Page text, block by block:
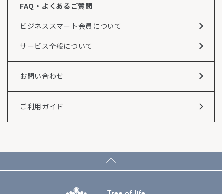
FAQ・よくあるご質問
ビジネススマート会員について
サービス全般について
お問い合わせ
ご利用ガイド